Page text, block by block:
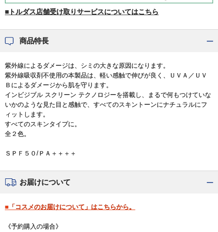
■トルダス店舗受け取りサービスについてはこちら
商品特長
紫外線によるダメージは、シミの大きな原因になります。
紫外線吸収剤不使用の本製品は、軽い感触で伸びが良く、ＵＶＡ／ＵＶ
Ｂによるダメージから肌を守ります。
インビジブル スクリーン テクノロジーを搭載し、まるで何もつけていな
いかのような見た目と感触で、すべてのスキントーンにナチュラルにフ
ィットします。
すべてのスキンタイプに。
全２色。
ＳＰＦ５０/ＰＡ＋＋＋＋
お届けについて
■「コスメのお届けについて」はこちらから。
《予約購入の場合》